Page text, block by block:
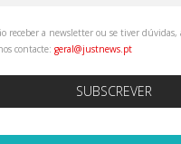
receber a newsletter ou se tiver dúvidas,
contacte: geral@justnews.pt
SUBSCREVER